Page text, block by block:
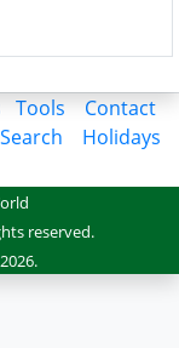
Tools
Contact
Holidays
reserved.